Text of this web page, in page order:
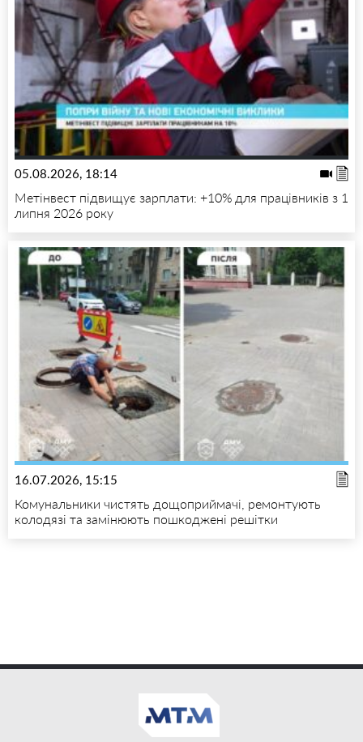
05.08.2026, 18:14
Метінвест підвищує зарплати: +10% для працівників з 1
липня 2026 року
16.07.2026, 15:15
Комунальники чистять дощоприймачі, ремонтують
колодязі та замінюють пошкоджені решітки